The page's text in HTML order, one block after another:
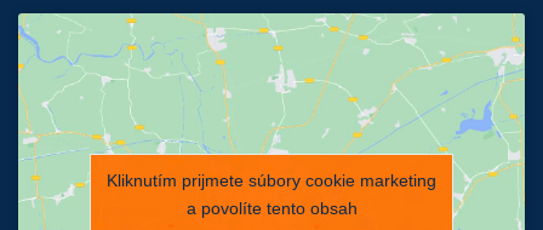
Kliknutím prijmete súbory cookie marketing
a povolíte tento obsah